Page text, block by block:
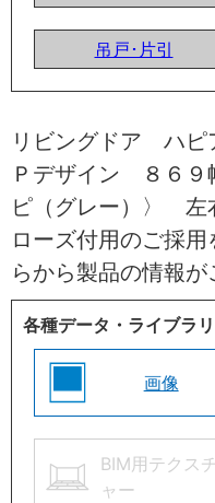
吊戸･片引
リビングドア ハ
Ｐデザイン ８６
ピ（グレー）〉
ローズ付用のご採
らから製品の情報
各種データ・ライブラ
画像
BIM用テクス
ャー